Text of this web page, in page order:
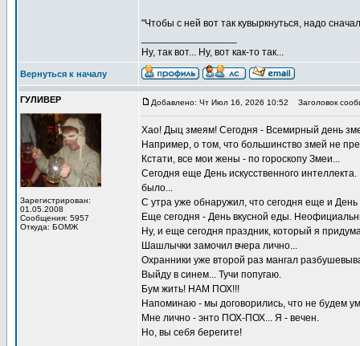
"Чтобы с ней вот так кувыркнуться, надо
Ну, так вот... Ну, вот как-то так...
Вернуться к началу
ГУЛИВЕР
Зарегистрирован:
01.05.2008
Сообщения: 5957
Откуда: БОМЖ
Добавлено: Чт Июл 16, 2026 10:52 Заголовок
Хао! Дыц змеям! Сегодня - Всемирный день
Например, о том, что большинство змей не
Кстати, все мои жены - по гороскопу Змеи...
Сегодня еще День искусственного
было...
С утра уже обнаружил, что сегодня еще и
Еще сегодня - День вкусной еды.
Ну, и еще сегодня праздник, который я
Шашлычки замочил вчера лично...
Охранники уже второй раз мангал
Выйду в синем... Тучи попугаю.
Бум жить! НАМ ПОХ!!!
Напоминаю - мы договорились, что не будем
Мне лично - энто ПОХ-ПОХ... Я - вечен.
Но, вы себя берегите!